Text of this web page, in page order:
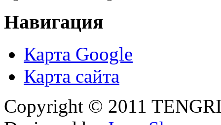
Навигация
Карта Google
Карта сайта
Copyright © 2011